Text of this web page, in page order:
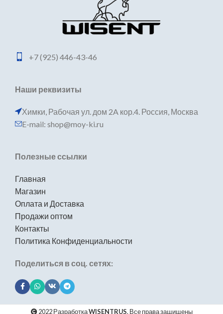
+7 (925) 446-43-46
Наши реквизиты
Химки, Рабочая ул. дом 2A кор.4. Россия, Москва
E-mail: shop@moy-ki.ru
Полезные ссылки
Главная
Магазин
Оплата и Доставка
Продажи оптом
Контакты
Политика Конфиденциальности
Поделиться в соц. сетях:
2022 РазработкаWISENTRUS. Все права защищены